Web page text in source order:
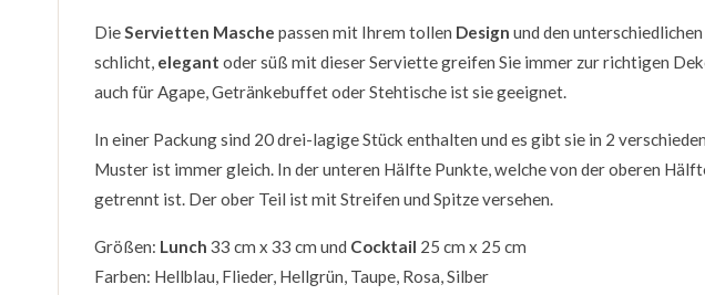
DieServietten Masche passen mit Ihrem tollen Design und den
schlicht, elegant oder süß mit dieser Serviette greifen Sie immer zur richtigen
auch für Agape, Getränkebuffet oder Stehtische ist sie geeignet.
In einer Packung sind 20 drei-lagige Stück enthalten und es gibt sie in 2
Muster ist immer gleich. In der unteren Hälfte Punkte, welche von der oberen
getrennt ist. Der ober Teil ist mit Streifen und Spitze versehen.
Größen: Lunch 33 cm x 33 cm und Cocktail 25 cm x 25 cm
Farben: Hellblau, Flieder, Hellgrün, Taupe, Rosa, Silber